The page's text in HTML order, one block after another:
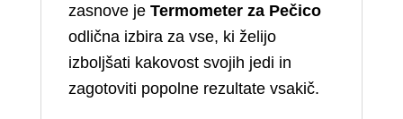
zasnove je Termometer za Pečico
odlična izbira za vse, ki želijo
izboljšati kakovost svojih jedi in
zagotoviti popolne rezultate vsakič.